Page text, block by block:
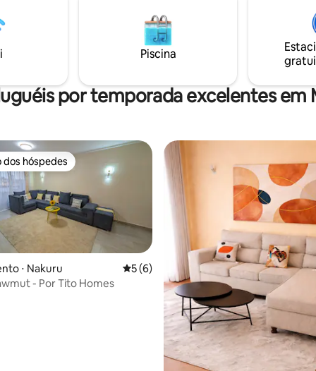
gratuito no local. Esta
ideal para grupos, profissionais,
com crianças, solteiros e casais.
quartos são totalmente
equipados com internet de alta
conveniência.
Piscina
por temporada excelentes em
dos hóspedes
dos hóspedes
⋅ Nakuru 5 de uma avaliação média de 5, 6
5 (6)
- Por Tito Homes